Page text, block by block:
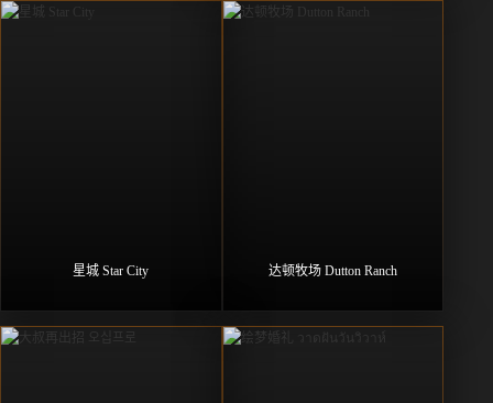
星城 Star City 达顿牧场 Dutton Ranch